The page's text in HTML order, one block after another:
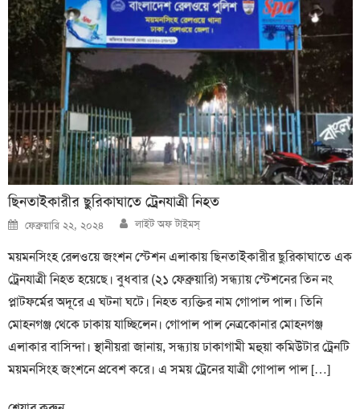
ছিনতাইকারীর ছুরিকাঘাতে ট্রেনযাত্রী নিহত
Posted
on
ফেব্রুয়ারি ২২, ২০২৪ Author
লাইট অফ টাইমস্
ময়মনসিংহ রেলওয়ে জংশন স্টেশন এলাকায় ছিনতাইকারীর ছুরিকাঘাতে এক
ট্রেনযাত্রী নিহত হয়েছে। বুধবার (২১ ফেব্রুয়ারি) সন্ধ্যায় স্টেশনের তিন নং
প্লাটফর্মের অদূরে এ ঘটনা ঘটে। নিহত ব্যক্তির নাম গোপাল পাল। তিনি
মোহনগঞ্জ থেকে ঢাকায় যাচ্ছিলেন। গোপাল পাল নেত্রকোনার মোহনগঞ্জ
এলাকার বাসিন্দা। স্থানীয়রা জানায়, সন্ধ্যায় ঢাকাগামী মহুয়া কমিউটার ট্রেনটি
ময়মনসিংহ জংশনে প্রবেশ করে। এ সময় ট্রেনের যাত্রী গোপাল পাল […]